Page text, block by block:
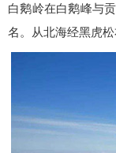
白鹅岭在白鹅峰与
名。从北海经黑虎